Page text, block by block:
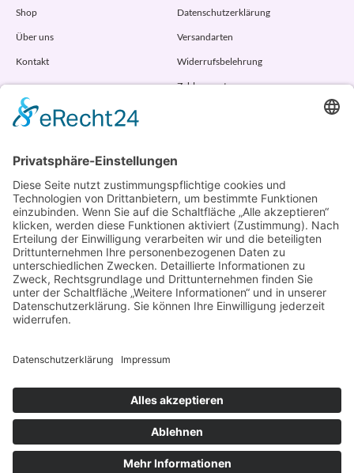
Shop
Über uns
Kontakt
Datenschutzerklärung
Versandarten
Widerrufsbelehrung
Zahlungsarten
Randstr. 28
47804 Krefeld
+49 176 58266120
+49 176 58266120
+48 609 953 066
info@kotarek.com
Verpackungsregister LUCID: DE2926643562464